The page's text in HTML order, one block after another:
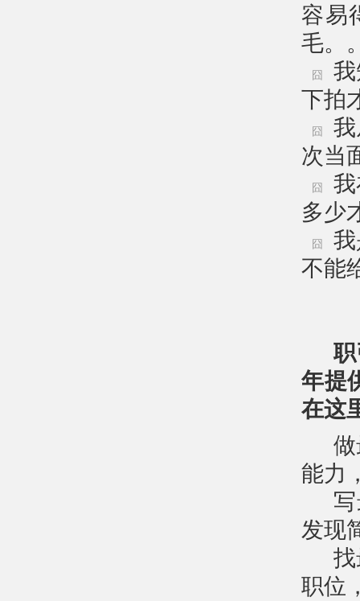
容易
毛。
囧
下拍
囧
次当
囧
多少
囧
不能
年提
在这
能力
发现
职位